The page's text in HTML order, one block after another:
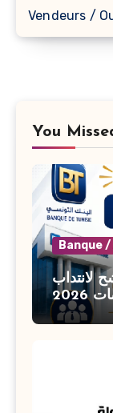
Vendeurs /
You
Banque
لانتداب
عديد الاختصاصات 2026 / Concours BT
Banque